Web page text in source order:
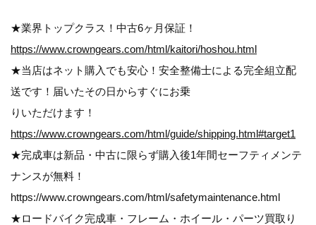
★業界トップクラス！中古6ヶ月保証！
https://www.crowngears.com/html/kaitori/hoshou.html
★当店はネット購入でも安心！安全整備士による完全組立配
送です！届いたその日からすぐにお乗
りいただけます！
https://www.crowngears.com/html/guide/shipping.html#target1
★完成車は新品・中古に限らず購入後1年間セーフティメンテ
ナンスが無料！
https://www.crowngears.com/html/safetymaintenance.html
★ロードバイク完成車・フレーム・ホイール・パーツ買取り